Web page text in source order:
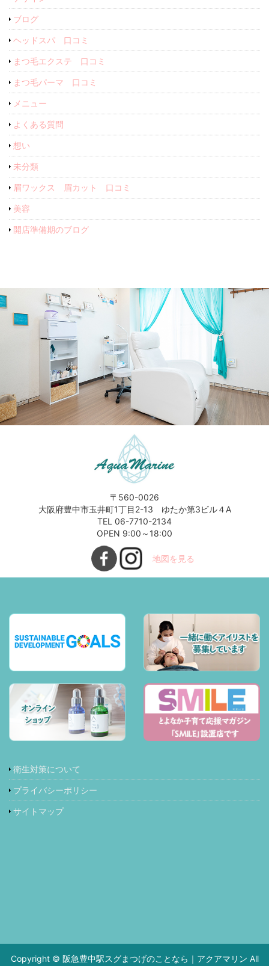
ブログ
ヘッドスパ 口コミ
まつ毛エクステ 口コミ
まつ毛パーマ 口コミ
メニュー
よくある質問
想い
未分類
眉ワックス 眉カット 口コミ
美容
開店準備期のブログ
〒560-0026
大阪府豊中市玉井町1丁目2-13 ゆたか第3ビル４A
TEL 06-7710-2134
OPEN 9:00～18:00
地図を見る
衛生対策について
プライバシーポリシー
サイトマップ
Copyright © 阪急豊中駅スグまつげのことなら｜アクアマリン All